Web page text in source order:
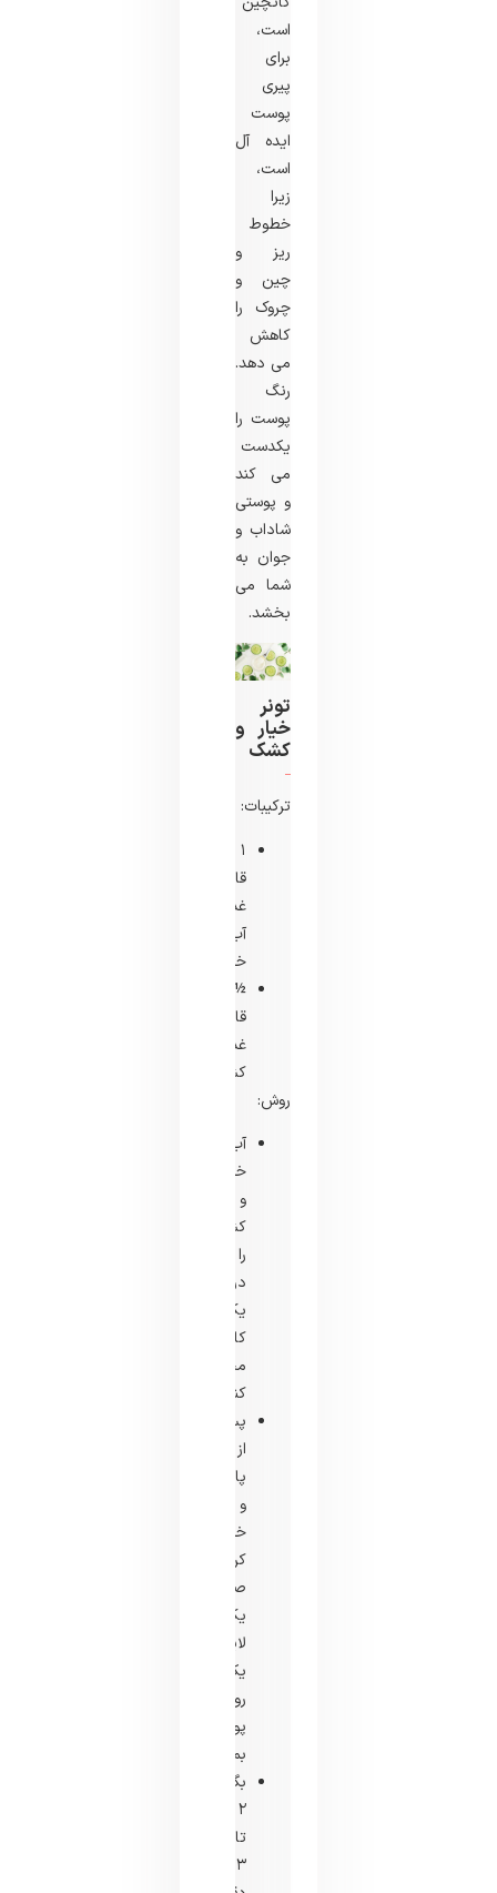
است،
برای
پیری
پوست
ایده آل
است،
زیرا
خطوط
ریز و
چین و
چروک را
کاهش
می دهد.
رنگ
پوست را
یکدست
می کند
و پوستی
شاداب و
جوان به
شما می
بخشد.
تونر
خیار و
کشک
ترکیبات:
۱
قاشق
غذاخوری
آب
خیار
½
قاشق
غذاخوری
کشک
روش:
آب
خیار
و
کشک
را
در
یک
کاسه
مخلوط
کنید.
پس
از
پاکسازی
و
خشک
کردن
صورت،
یک
لایه
یکنواخت
روی
پوست
بمالید.
بگذارید
۲
تا
۳